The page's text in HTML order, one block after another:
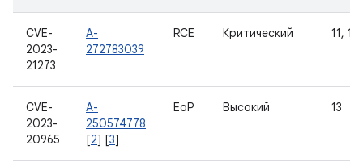
CVE-
2023-
21273
A-
272783039
RCE Критический 11,
CVE-
2023-
20965
A-
250574778
[2] [3]
EoP Высокий 13